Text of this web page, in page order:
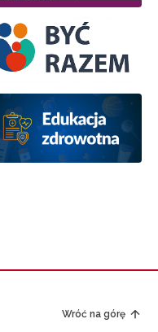
Wróć na górę